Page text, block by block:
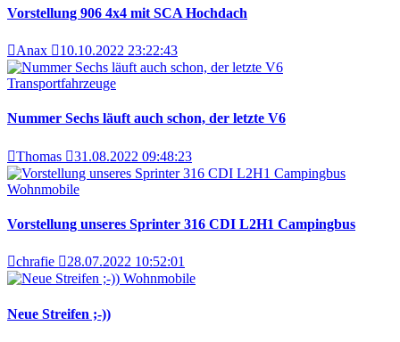
Vorstellung 906 4x4 mit SCA Hochdach
Anax 10.10.2022 23:22:43
Transportfahrzeuge
Nummer Sechs läuft auch schon, der letzte V6
Thomas 31.08.2022 09:48:23
Wohnmobile
Vorstellung unseres Sprinter 316 CDI L2H1 Campingbus
chrafie
28.07.2022 10:52:01
Wohnmobile
Neue Streifen ;-))